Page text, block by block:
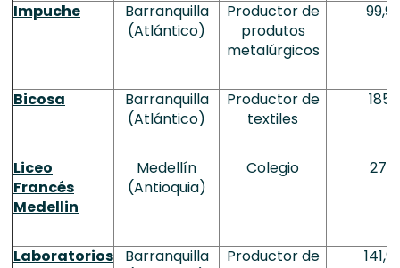
Impuche
Barranquilla
(Atlántico)
Productor de
produtos
metalúrgicos
Bicosa
Barranquilla
(Atlántico)
Productor de
textiles
185,1
Liceo
Francés
Medellin
Medellín
(Antioquia)
Colegio 27,9
Laboratorios
Barranquilla
Productor de